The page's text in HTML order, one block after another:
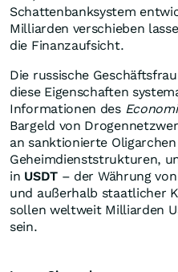
Schattenbanksystem
Milliarden verschieben
die Finanzaufsicht.
Die russische
diese Eigenschaften
Informationen des
Bargeld von
an sanktionierte
Geheimdienststrukturen,
in USDT– der Währung
und außerhalb staatlicher
sollen weltweit Milliarden
sein.